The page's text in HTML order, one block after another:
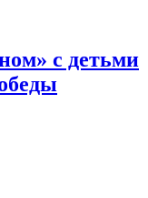
с детьми